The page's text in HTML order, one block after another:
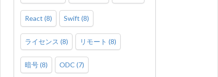
React (8) Swift (8)
ライセンス (8) リモート (8)
暗号(8) ODC (7)